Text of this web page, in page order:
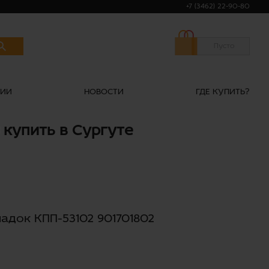
+7 (3462) 22-90-80
НОВОСТИ ГДЕ КУПИТЬ?
в Сургуте
КПП-53102 901701802